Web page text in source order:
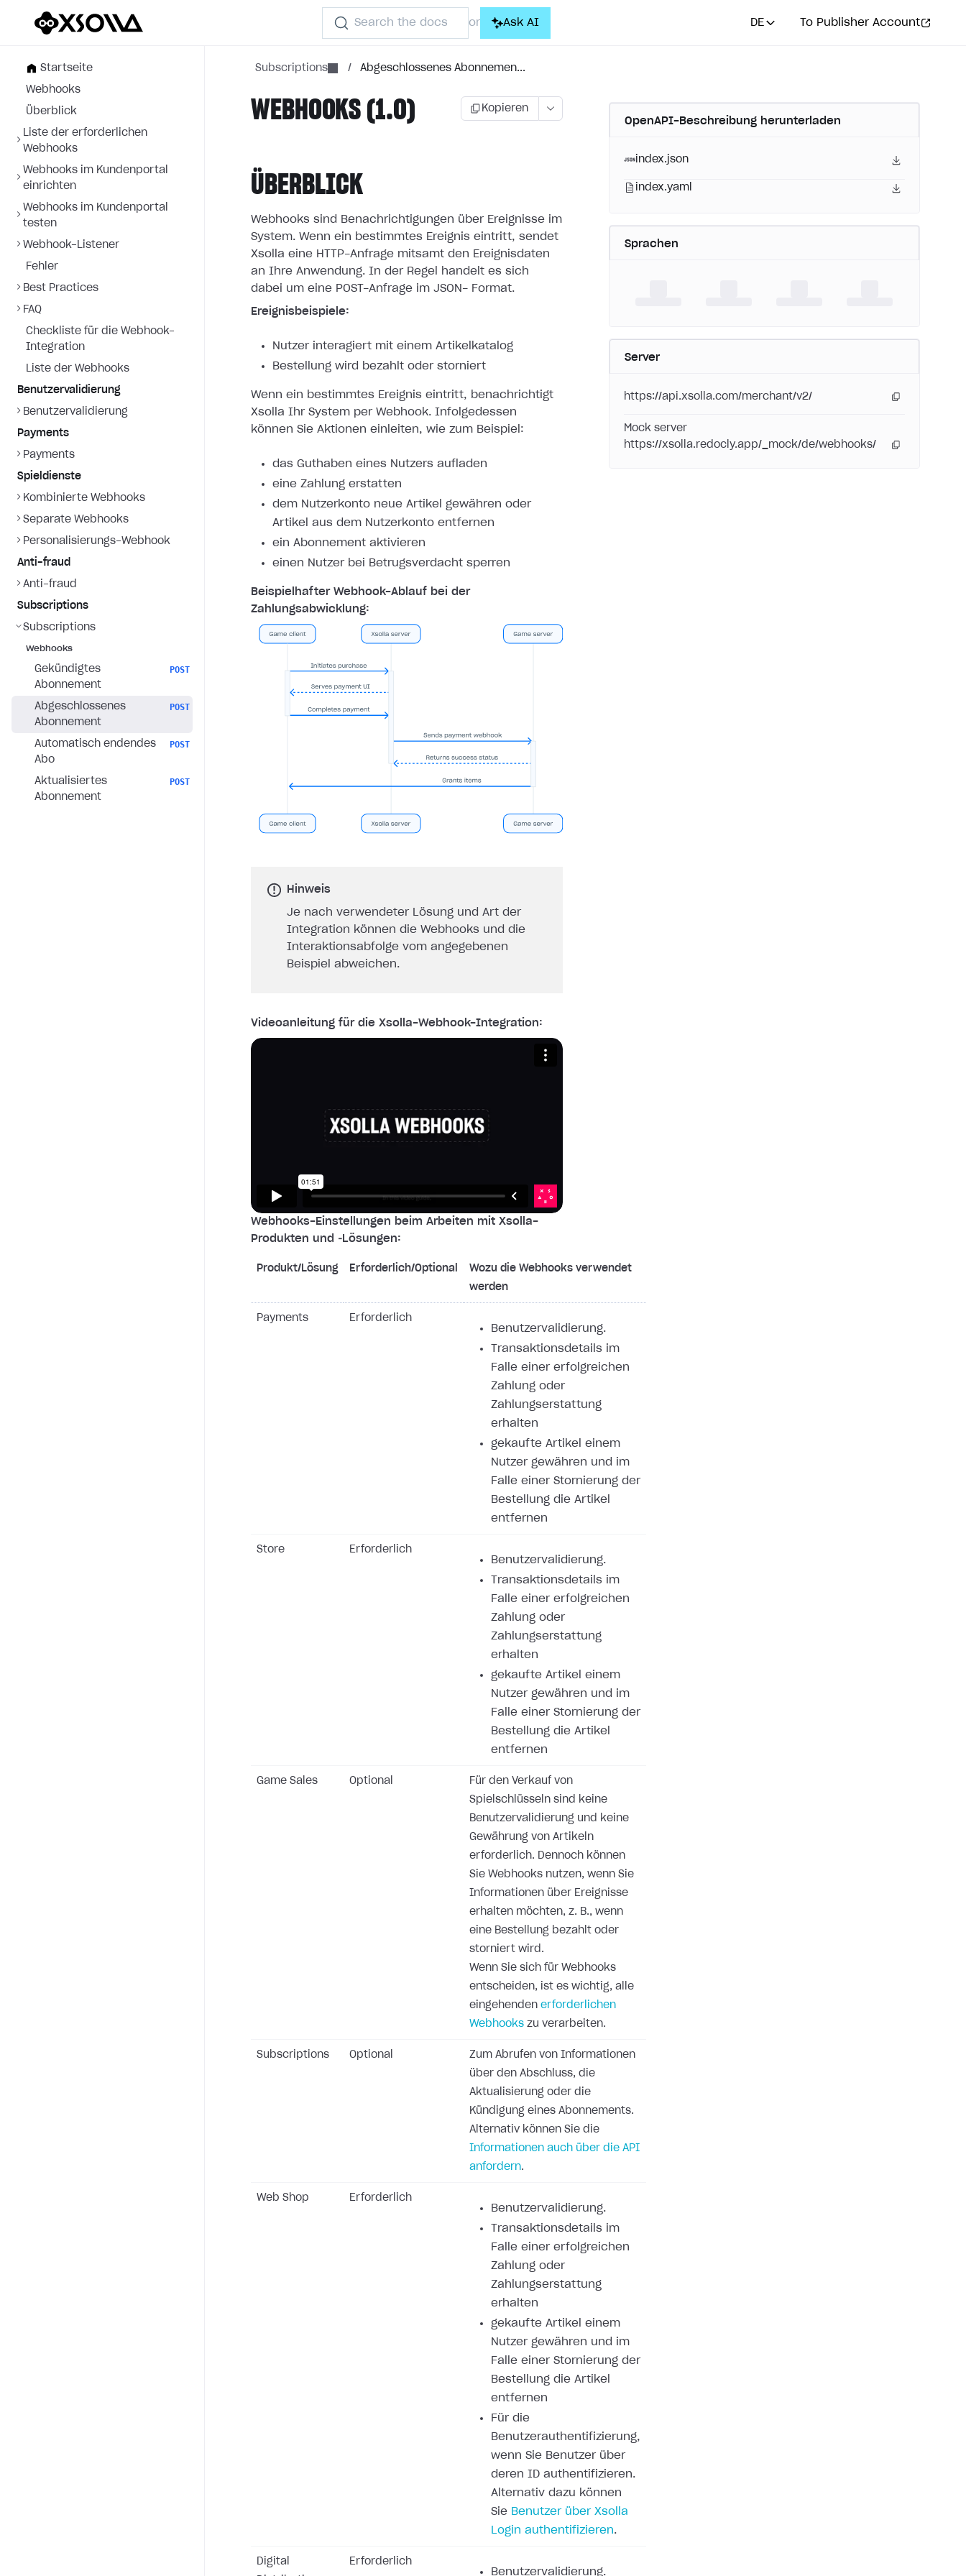
Search the docs or Ask AI DE To Publisher Account
Startseite
Webhooks
Überblick
Liste der erforderlichen
Webhooks
Webhooks im Kundenportal
einrichten
Webhooks im Kundenportal
testen
Webhook-Listener
Fehler
Best Practices
FAQ
Checkliste für die Webhook-
Integration
Liste der Webhooks
Benutzervalidierung
Benutzervalidierung
Payments
Payments
Spieldienste
Kombinierte Webhooks
Separate Webhooks
Personalisierungs-Webhook
Anti-fraud
Anti-fraud
Subscriptions
Subscriptions
Webhooks
Gekündigtes
Abonnement
POST
Abgeschlossenes
Abonnement
POST
Automatisch endendes
Abo
POST
Aktualisiertes
Abonnement
POST
Subscriptions / Abgeschlossenes Abonnemen...
WEBHOOKS (1.0) Kopieren
ÜBERBLICK
Webhooks sind Benachrichtigungen über Ereignisse im
System. Wenn ein bestimmtes Ereignis eintritt, sendet
Xsolla eine HTTP-Anfrage mitsamt den Ereignisdaten
an Ihre Anwendung. In der Regel handelt es sich
dabei um eine POST-Anfrage im JSON- Format.
Ereignisbeispiele:
Nutzer interagiert mit einem Artikelkatalog
Bestellung wird bezahlt oder storniert
Wenn ein bestimmtes Ereignis eintritt, benachrichtigt
Xsolla Ihr System per Webhook. Infolgedessen
können Sie Aktionen einleiten, wie zum Beispiel:
das Guthaben eines Nutzers aufladen
eine Zahlung erstatten
dem Nutzerkonto neue Artikel gewähren oder
Artikel aus dem Nutzerkonto entfernen
ein Abonnement aktivieren
einen Nutzer bei Betrugsverdacht sperren
Beispielhafter Webhook-Ablauf bei der
Zahlungsabwicklung:
Hinweis
Je nach verwendeter Lösung und Art der
Integration können die Webhooks und die
Interaktionsabfolge vom angegebenen
Beispiel abweichen.
Videoanleitung für die Xsolla-Webhook-Integration:
Webhooks-Einstellungen beim Arbeiten mit Xsolla-
Produkten und ‑Lösungen:
Produkt/Lösung Erforderlich/Optional
Wozu die Webhooks verwendet
werden
Payments Erforderlich
Benutzervalidierung.
Transaktionsdetails im
Falle einer erfolgreichen
Zahlung oder
Zahlungserstattung
erhalten
gekaufte Artikel einem
Nutzer gewähren und im
Falle einer Stornierung der
Bestellung die Artikel
entfernen
Store Erforderlich
Benutzervalidierung.
Transaktionsdetails im
Falle einer erfolgreichen
Zahlung oder
Zahlungserstattung
erhalten
gekaufte Artikel einem
Nutzer gewähren und im
Falle einer Stornierung der
Bestellung die Artikel
entfernen
Game Sales Optional
Für den Verkauf von
Spielschlüsseln sind keine
Benutzervalidierung und keine
Gewährung von Artikeln
erforderlich. Dennoch können
Sie Webhooks nutzen, wenn Sie
Informationen über Ereignisse
erhalten möchten, z. B., wenn
eine Bestellung bezahlt oder
storniert wird.
Wenn Sie sich für Webhooks
entscheiden, ist es wichtig, alle
eingehenden erforderlichen
Webhooks zu verarbeiten.
Subscriptions Optional
Zum Abrufen von Informationen
über den Abschluss, die
Aktualisierung oder die
Kündigung eines Abonnements.
Alternativ können Sie die
Informationen auch über die API
anfordern.
Web Shop Erforderlich
Benutzervalidierung.
Transaktionsdetails im
Falle einer erfolgreichen
Zahlung oder
Zahlungserstattung
erhalten
gekaufte Artikel einem
Nutzer gewähren und im
Falle einer Stornierung der
Bestellung die Artikel
entfernen
Für die
Benutzerauthentifizierung,
wenn Sie Benutzer über
deren ID authentifizieren.
Alternativ dazu können
Sie Benutzer über Xsolla
Login authentifizieren.
Digital
Erforderlich
Benutzervalidierung.
OpenAPI-Beschreibung herunterladen
index.json
index.yaml
Sprachen
Server
https://api.xsolla.com/merchant/v2/
Mock server
https://xsolla.redocly.app/_mock/de/webhooks/